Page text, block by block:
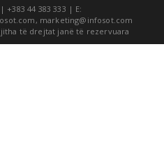
+383 44 383 333 | E:
, marketing@infosot.com
të drejtat janë të rezervuara